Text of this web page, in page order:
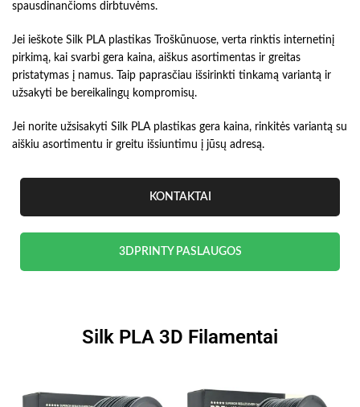
spausdinančioms dirbtuvėms.
Jei ieškote Silk PLA plastikas Troškūnuose, verta rinktis internetinį
pirkimą, kai svarbi gera kaina, aiškus asortimentas ir greitas
pristatymas į namus. Taip paprasčiau išsirinkti tinkamą variantą ir
užsakyti be bereikalingų kompromisų.
Jei norite užsisakyti Silk PLA plastikas gera kaina, rinkitės variantą su
aiškiu asortimentu ir greitu išsiuntimu į jūsų adresą.
KONTAKTAI
3DPRINTY PASLAUGOS
Silk PLA 3D Filamentai